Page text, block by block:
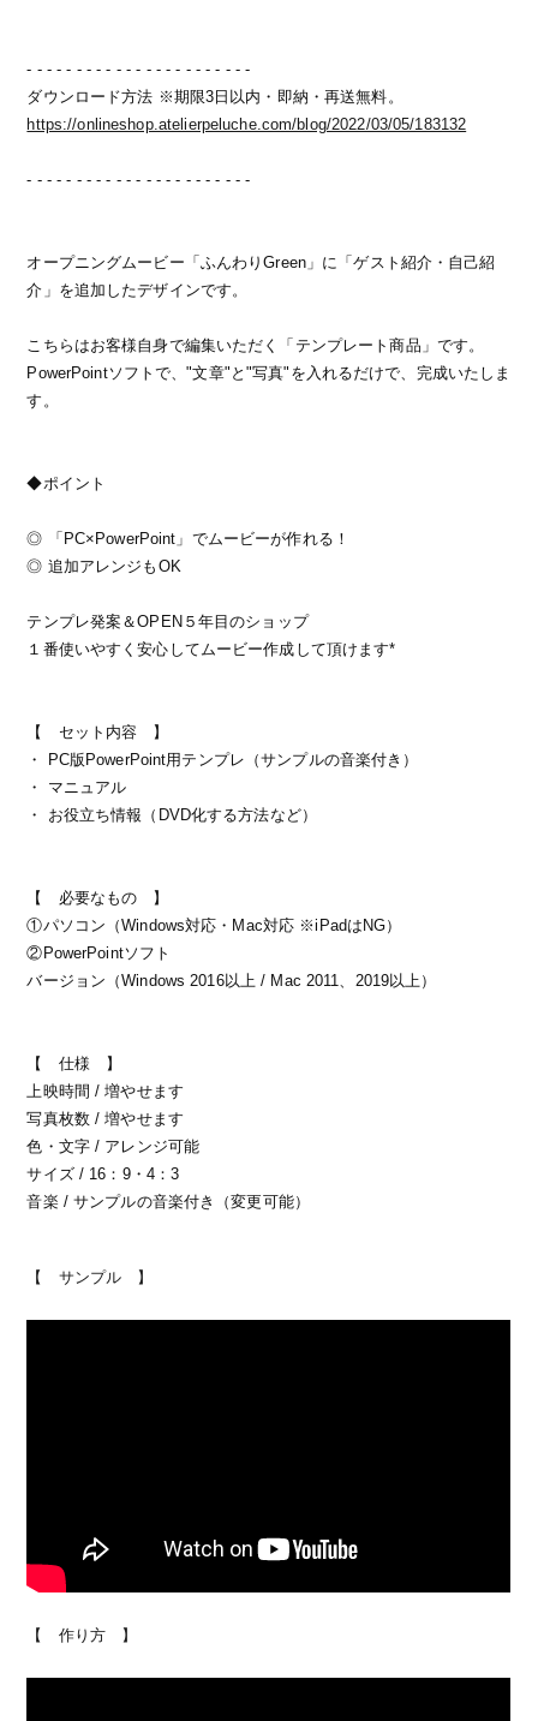
- - - - - - - - - - - - - - - - - - - - - - -
ダウンロード方法 ※期限3日以内・即納・再送無料。
https://onlineshop.atelierpeluche.com/blog/2022/03/05/183132
- - - - - - - - - - - - - - - - - - - - - - -
オープニングムービー「ふんわりGreen」に「ゲスト紹介・自己紹
介」を追加したデザインです。
こちらはお客様自身で編集いただく「テンプレート商品」です。
PowerPointソフトで、"文章"と"写真"を入れるだけで、完成いたしま
す。
◆ポイント
◎ 「PC×PowerPoint」でムービーが作れる！
◎ 追加アレンジもOK
テンプレ発案＆OPEN５年目のショップ
１番使いやすく安心してムービー作成して頂けます*
【 セット内容 】
・ PC版PowerPoint用テンプレ（サンプルの音楽付き）
・ マニュアル
・ お役立ち情報（DVD化する方法など）
【 必要なもの 】
①パソコン（Windows対応・Mac対応 ※iPadはNG）
②PowerPointソフト
バージョン（Windows 2016以上 / Mac 2011、2019以上）
【 仕様 】
上映時間 / 増やせます
写真枚数 / 増やせます
色・文字 / アレンジ可能
サイズ / 16：9・4：3
音楽 / サンプルの音楽付き（変更可能）
【 サンプル 】
【 作り方 】